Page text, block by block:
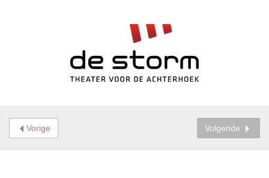
Vorige Volgende